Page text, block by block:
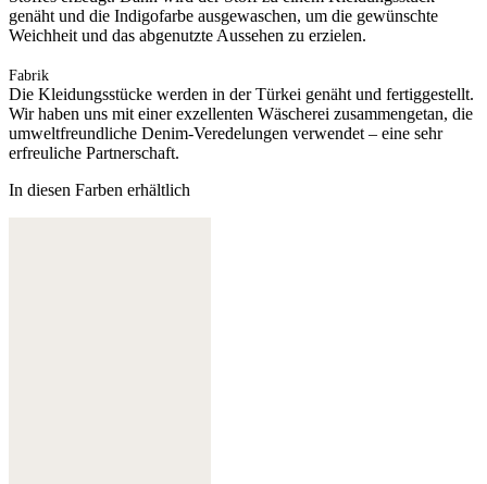
genäht und die Indigofarbe ausgewaschen, um die gewünschte
Weichheit und das abgenutzte Aussehen zu erzielen.
Fabrik
Die Kleidungsstücke werden in der Türkei genäht und fertiggestellt.
Wir haben uns mit einer exzellenten Wäscherei zusammengetan, die
umweltfreundliche Denim-Veredelungen verwendet – eine sehr
erfreuliche Partnerschaft.
In diesen Farben erhältlich